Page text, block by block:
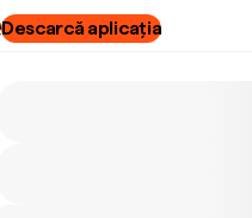
Descarcă aplicația